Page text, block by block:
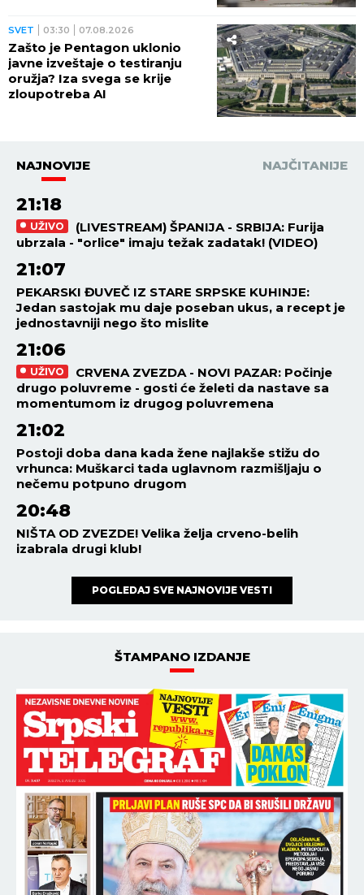
SVET 03:30 07.08.2026
Zašto je Pentagon uklonio
javne izveštaje o testiranju
oružja? Iza svega se krije
zloupotreba AI
NAJNOVIJE NAJČITANIJE
21:18
UŽIVO
(LIVESTREAM) ŠPANIJA - SRBIJA: Furija
ubrzala - "orlice" imaju težak zadatak! (VIDEO)
21:07
PEKARSKI ĐUVEČ IZ STARE SRPSKE KUHINJE:
Jedan sastojak mu daje poseban ukus, a recept je
jednostavniji nego što mislite
21:06
UŽIVO
CRVENA ZVEZDA - NOVI PAZAR: Počinje
drugo poluvreme - gosti će želeti da nastave sa
momentumom iz drugog poluvremena
21:02
Postoji doba dana kada žene najlakše stižu do
vrhunca: Muškarci tada uglavnom razmišljaju o
nečemu potpuno drugom
20:48
NIŠTA OD ZVEZDE! Velika želja crveno-belih
izabrala drugi klub!
POGLEDAJ SVE NAJNOVIJE VESTI
ŠTAMPANO IZDANJE